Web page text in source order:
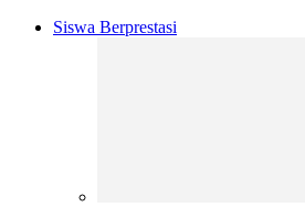
Siswa Berprestasi